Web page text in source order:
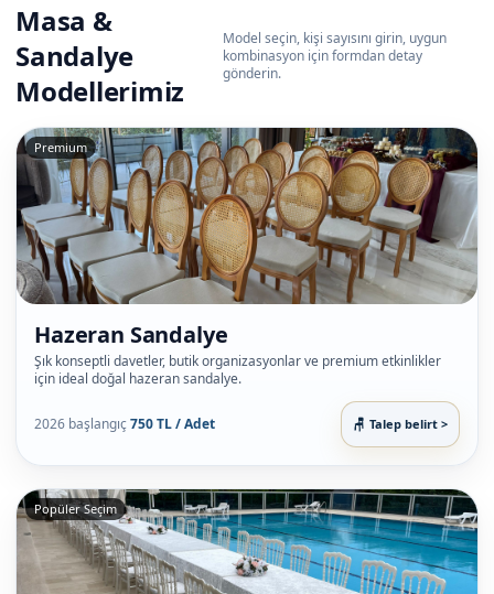
Masa &
Sandalye
Modellerimiz
Model seçin, kişi sayısını girin, uygun
kombinasyon için formdan detay
gönderin.
Premium
Hazeran Sandalye
Şık konseptli davetler, butik organizasyonlar ve premium etkinlikler
için ideal doğal hazeran sandalye.
2026 başlangıç750 TL / Adet Talep belirt >
Popüler Seçim